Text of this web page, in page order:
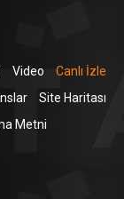
Video
Canlı İzle
Site Haritası
Metni